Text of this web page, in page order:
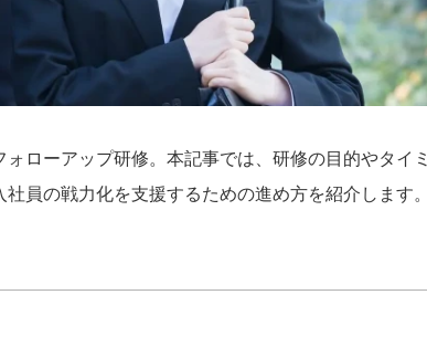
ローアップ研修。本記事では、研修の目的やタイ
員の戦力化を支援するための進め方を紹介します